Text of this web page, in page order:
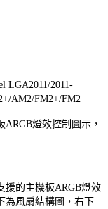
LGA2011/2011-
AM2/FM2+/FM2
燈效控制圖示，
援的主機板ARGB燈效
為風扇結構圖，右下